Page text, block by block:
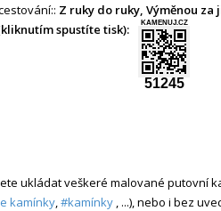
Z ruky do ruky, Výměnou
spustíte tisk):
KAMENUJ.CZ
51245
ukládat veškeré malované putovní
kamínky #kamínky , ...), nebo i bez